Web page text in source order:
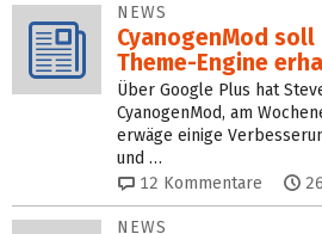
NEWS
CyanogenMod
Theme-Engine
Über Google Plus hat
CyanogenMod, am
erwäge einige
und …
12 Kommentare
NEWS